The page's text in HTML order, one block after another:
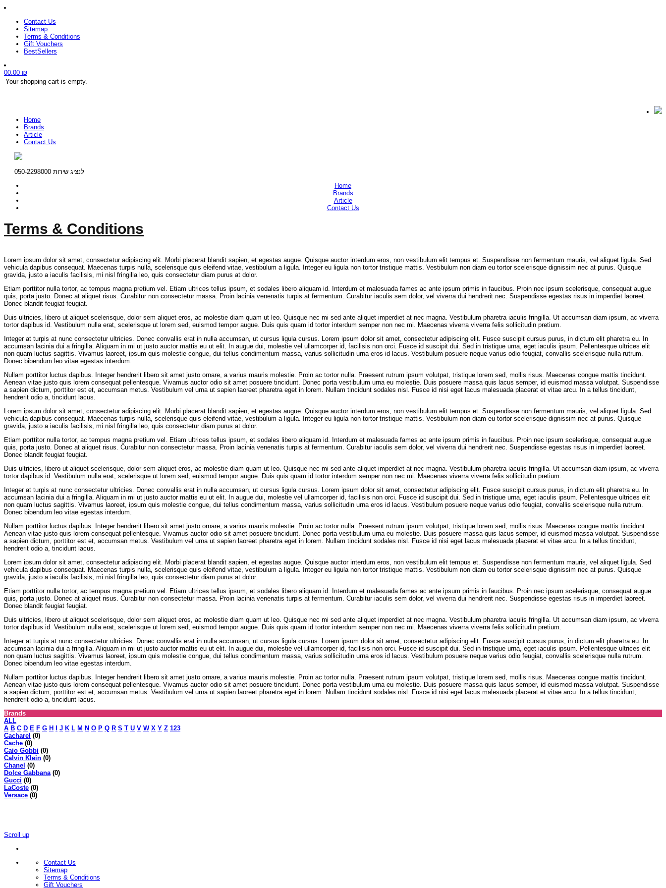
Contact Us
Sitemap
Terms & Conditions
Gift Vouchers
BestSellers
00.00 ₪
Your shopping cart is empty.
Home
Brands
Article
Contact Us
לנציג שירות 050-2298000
Home
Brands
Article
Contact Us
Terms & Conditions
Lorem ipsum dolor sit amet, consectetur adipiscing elit. Morbi placerat blandit sapien, et egestas augue. Quisque auctor interdum eros, non vestibulum elit tempus et. Suspendisse non fermentum mauris, vel aliquet ligula. Sed
vehicula dapibus consequat. Maecenas turpis nulla, scelerisque quis eleifend vitae, vestibulum a ligula. Integer eu ligula non tortor tristique mattis. Vestibulum non diam eu tortor scelerisque dignissim nec at purus. Quisque
gravida, justo a iaculis facilisis, mi nisl fringilla leo, quis consectetur diam purus at dolor.
Etiam porttitor nulla tortor, ac tempus magna pretium vel. Etiam ultrices tellus ipsum, et sodales libero aliquam id. Interdum et malesuada fames ac ante ipsum primis in faucibus. Proin nec ipsum scelerisque, consequat augue
quis, porta justo. Donec at aliquet risus. Curabitur non consectetur massa. Proin lacinia venenatis turpis at fermentum. Curabitur iaculis sem dolor, vel viverra dui hendrerit nec. Suspendisse egestas risus in imperdiet laoreet.
Donec blandit feugiat feugiat.
Duis ultricies, libero ut aliquet scelerisque, dolor sem aliquet eros, ac molestie diam quam ut leo. Quisque nec mi sed ante aliquet imperdiet at nec magna. Vestibulum pharetra iaculis fringilla. Ut accumsan diam ipsum, ac viverra
tortor dapibus id. Vestibulum nulla erat, scelerisque ut lorem sed, euismod tempor augue. Duis quis quam id tortor interdum semper non nec mi. Maecenas viverra viverra felis sollicitudin pretium.
Integer at turpis at nunc consectetur ultricies. Donec convallis erat in nulla accumsan, ut cursus ligula cursus. Lorem ipsum dolor sit amet, consectetur adipiscing elit. Fusce suscipit cursus purus, in dictum elit pharetra eu. In
accumsan lacinia dui a fringilla. Aliquam in mi ut justo auctor mattis eu ut elit. In augue dui, molestie vel ullamcorper id, facilisis non orci. Fusce id suscipit dui. Sed in tristique urna, eget iaculis ipsum. Pellentesque ultrices elit
non quam luctus sagittis. Vivamus laoreet, ipsum quis molestie congue, dui tellus condimentum massa, varius sollicitudin urna eros id lacus. Vestibulum posuere neque varius odio feugiat, convallis scelerisque nulla rutrum.
Donec bibendum leo vitae egestas interdum.
Nullam porttitor luctus dapibus. Integer hendrerit libero sit amet justo ornare, a varius mauris molestie. Proin ac tortor nulla. Praesent rutrum ipsum volutpat, tristique lorem sed, mollis risus. Maecenas congue mattis tincidunt.
Aenean vitae justo quis lorem consequat pellentesque. Vivamus auctor odio sit amet posuere tincidunt. Donec porta vestibulum urna eu molestie. Duis posuere massa quis lacus semper, id euismod massa volutpat. Suspendisse
a sapien dictum, porttitor est et, accumsan metus. Vestibulum vel urna ut sapien laoreet pharetra eget in lorem. Nullam tincidunt sodales nisl. Fusce id nisi eget lacus malesuada placerat et vitae arcu. In a tellus tincidunt,
hendrerit odio a, tincidunt lacus.
Lorem ipsum dolor sit amet, consectetur adipiscing elit. Morbi placerat blandit sapien, et egestas augue. Quisque auctor interdum eros, non vestibulum elit tempus et. Suspendisse non fermentum mauris, vel aliquet ligula. Sed
vehicula dapibus consequat. Maecenas turpis nulla, scelerisque quis eleifend vitae, vestibulum a ligula. Integer eu ligula non tortor tristique mattis. Vestibulum non diam eu tortor scelerisque dignissim nec at purus. Quisque
gravida, justo a iaculis facilisis, mi nisl fringilla leo, quis consectetur diam purus at dolor.
Etiam porttitor nulla tortor, ac tempus magna pretium vel. Etiam ultrices tellus ipsum, et sodales libero aliquam id. Interdum et malesuada fames ac ante ipsum primis in faucibus. Proin nec ipsum scelerisque, consequat augue
quis, porta justo. Donec at aliquet risus. Curabitur non consectetur massa. Proin lacinia venenatis turpis at fermentum. Curabitur iaculis sem dolor, vel viverra dui hendrerit nec. Suspendisse egestas risus in imperdiet laoreet.
Donec blandit feugiat feugiat.
Duis ultricies, libero ut aliquet scelerisque, dolor sem aliquet eros, ac molestie diam quam ut leo. Quisque nec mi sed ante aliquet imperdiet at nec magna. Vestibulum pharetra iaculis fringilla. Ut accumsan diam ipsum, ac viverra
tortor dapibus id. Vestibulum nulla erat, scelerisque ut lorem sed, euismod tempor augue. Duis quis quam id tortor interdum semper non nec mi. Maecenas viverra viverra felis sollicitudin pretium.
Integer at turpis at nunc consectetur ultricies. Donec convallis erat in nulla accumsan, ut cursus ligula cursus. Lorem ipsum dolor sit amet, consectetur adipiscing elit. Fusce suscipit cursus purus, in dictum elit pharetra eu. In
accumsan lacinia dui a fringilla. Aliquam in mi ut justo auctor mattis eu ut elit. In augue dui, molestie vel ullamcorper id, facilisis non orci. Fusce id suscipit dui. Sed in tristique urna, eget iaculis ipsum. Pellentesque ultrices elit
non quam luctus sagittis. Vivamus laoreet, ipsum quis molestie congue, dui tellus condimentum massa, varius sollicitudin urna eros id lacus. Vestibulum posuere neque varius odio feugiat, convallis scelerisque nulla rutrum.
Donec bibendum leo vitae egestas interdum.
Nullam porttitor luctus dapibus. Integer hendrerit libero sit amet justo ornare, a varius mauris molestie. Proin ac tortor nulla. Praesent rutrum ipsum volutpat, tristique lorem sed, mollis risus. Maecenas congue mattis tincidunt.
Aenean vitae justo quis lorem consequat pellentesque. Vivamus auctor odio sit amet posuere tincidunt. Donec porta vestibulum urna eu molestie. Duis posuere massa quis lacus semper, id euismod massa volutpat. Suspendisse
a sapien dictum, porttitor est et, accumsan metus. Vestibulum vel urna ut sapien laoreet pharetra eget in lorem. Nullam tincidunt sodales nisl. Fusce id nisi eget lacus malesuada placerat et vitae arcu. In a tellus tincidunt,
hendrerit odio a, tincidunt lacus.
Lorem ipsum dolor sit amet, consectetur adipiscing elit. Morbi placerat blandit sapien, et egestas augue. Quisque auctor interdum eros, non vestibulum elit tempus et. Suspendisse non fermentum mauris, vel aliquet ligula. Sed
vehicula dapibus consequat. Maecenas turpis nulla, scelerisque quis eleifend vitae, vestibulum a ligula. Integer eu ligula non tortor tristique mattis. Vestibulum non diam eu tortor scelerisque dignissim nec at purus. Quisque
gravida, justo a iaculis facilisis, mi nisl fringilla leo, quis consectetur diam purus at dolor.
Etiam porttitor nulla tortor, ac tempus magna pretium vel. Etiam ultrices tellus ipsum, et sodales libero aliquam id. Interdum et malesuada fames ac ante ipsum primis in faucibus. Proin nec ipsum scelerisque, consequat augue
quis, porta justo. Donec at aliquet risus. Curabitur non consectetur massa. Proin lacinia venenatis turpis at fermentum. Curabitur iaculis sem dolor, vel viverra dui hendrerit nec. Suspendisse egestas risus in imperdiet laoreet.
Donec blandit feugiat feugiat.
Duis ultricies, libero ut aliquet scelerisque, dolor sem aliquet eros, ac molestie diam quam ut leo. Quisque nec mi sed ante aliquet imperdiet at nec magna. Vestibulum pharetra iaculis fringilla. Ut accumsan diam ipsum, ac viverra
tortor dapibus id. Vestibulum nulla erat, scelerisque ut lorem sed, euismod tempor augue. Duis quis quam id tortor interdum semper non nec mi. Maecenas viverra viverra felis sollicitudin pretium.
Integer at turpis at nunc consectetur ultricies. Donec convallis erat in nulla accumsan, ut cursus ligula cursus. Lorem ipsum dolor sit amet, consectetur adipiscing elit. Fusce suscipit cursus purus, in dictum elit pharetra eu. In
accumsan lacinia dui a fringilla. Aliquam in mi ut justo auctor mattis eu ut elit. In augue dui, molestie vel ullamcorper id, facilisis non orci. Fusce id suscipit dui. Sed in tristique urna, eget iaculis ipsum. Pellentesque ultrices elit
non quam luctus sagittis. Vivamus laoreet, ipsum quis molestie congue, dui tellus condimentum massa, varius sollicitudin urna eros id lacus. Vestibulum posuere neque varius odio feugiat, convallis scelerisque nulla rutrum.
Donec bibendum leo vitae egestas interdum.
Nullam porttitor luctus dapibus. Integer hendrerit libero sit amet justo ornare, a varius mauris molestie. Proin ac tortor nulla. Praesent rutrum ipsum volutpat, tristique lorem sed, mollis risus. Maecenas congue mattis tincidunt.
Aenean vitae justo quis lorem consequat pellentesque. Vivamus auctor odio sit amet posuere tincidunt. Donec porta vestibulum urna eu molestie. Duis posuere massa quis lacus semper, id euismod massa volutpat. Suspendisse
a sapien dictum, porttitor est et, accumsan metus. Vestibulum vel urna ut sapien laoreet pharetra eget in lorem. Nullam tincidunt sodales nisl. Fusce id nisi eget lacus malesuada placerat et vitae arcu. In a tellus tincidunt,
hendrerit odio a, tincidunt lacus.
Brands
ALL
A B C D E F G H J K L M N O P Q R S T U V W X Y Z 123
Cacharel (0)
Cache (0)
Caio Gobbi (0)
Calvin Klein (0)
Chanel (0)
Dolce Gabbana(0)
Gucci (0)
LaCoste (0)
Versace (0)
Scroll up
Contact Us
Sitemap
Terms & Conditions
Gift Vouchers